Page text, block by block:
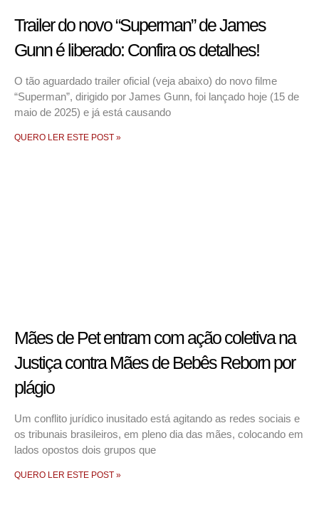
Trailer do novo “Superman” de James
Gunn é liberado: Confira os detalhes!
O tão aguardado trailer oficial (veja abaixo) do novo filme
“Superman”, dirigido por James Gunn, foi lançado hoje (15 de
maio de 2025) e já está causando
QUERO LER ESTE POST »
Mães de Pet entram com ação coletiva na
Justiça contra Mães de Bebês Reborn por
plágio
Um conflito jurídico inusitado está agitando as redes sociais e
os tribunais brasileiros, em pleno dia das mães, colocando em
lados opostos dois grupos que
QUERO LER ESTE POST »